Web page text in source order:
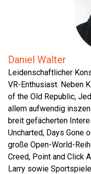
Daniel Walter
Leidenschaftlicher
VR-Enthusiast. Neben
of the Old Republic,
allem aufwendig
breit gefächerten
Uncharted, Days Gone
große Open-World-
Creed, Point and Click
Larry sowie